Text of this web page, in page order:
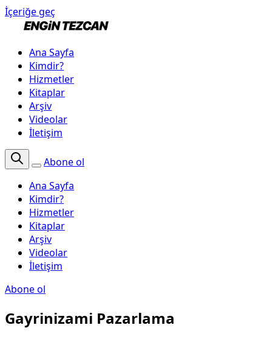
İçeriğe geç
Ana Sayfa
Kimdir?
Hizmetler
Kitaplar
Arşiv
Videolar
İletişim
Abone ol
Ana Sayfa
Kimdir?
Hizmetler
Kitaplar
Arşiv
Videolar
İletişim
Abone ol
Gayrinizami Pazarlama